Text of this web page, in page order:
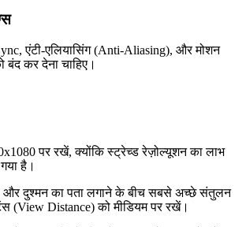
एंटी-एलियासिंग (Anti-Aliasing), और मोशन
कर देना चाहिए।
पर रखें, क्योंकि स्ट्रेच्ड रेज़ोल्यूशन का लाभ
है।
और दुश्मन का पता लगाने के बीच सबसे अच्छे संतुलन
(View Distance) को मीडियम पर रखें।